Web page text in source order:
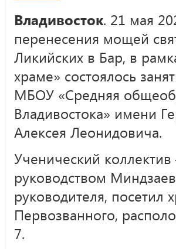
Владивосток. 21 мая
перенесения мощей
Ликийских в Бар, в
храме» состоялось
МБОУ «Средняя
Владивостока» имени
Алексея Леонидовича.
Ученический
руководством
руководителя, посетил
Первозванного,
7.